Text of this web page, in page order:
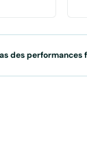
des performances